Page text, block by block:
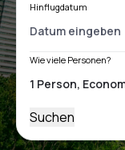
Hinflugdatum
Wie viele Personen?
Suchen